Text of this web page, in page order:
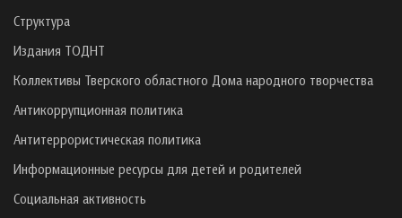
Структура
Издания ТОДНТ
Коллективы Тверского областного Дома народного творчества
Антикоррупционная политика
Антитеррористическая политика
Информационные ресурсы для детей и родителей
Социальная активность